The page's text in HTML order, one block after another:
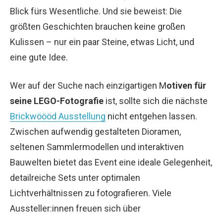
Blick fürs Wesentliche. Und sie beweist: Die
größten Geschichten brauchen keine großen
Kulissen – nur ein paar Steine, etwas Licht, und
eine gute Idee.
Wer auf der Suche nach einzigartigen Motiven für
seine LEGO-Fotografie ist, sollte sich die nächste
Brickwöööd Ausstellung nicht entgehen lassen.
Zwischen aufwendig gestalteten Dioramen,
seltenen Sammlermodellen und interaktiven
Bauwelten bietet das Event eine ideale Gelegenheit,
detailreiche Sets unter optimalen
Lichtverhältnissen zu fotografieren. Viele
Aussteller:innen freuen sich über